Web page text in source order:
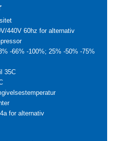
440V 60hz for alternativ
-66% -100%; 25% -50% -75%
35C
for alternativ